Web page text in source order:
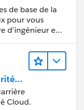
sso-
6 Jul 2014
CN=
O=HHS,
de base de la
pour vous
d’ingénieur en
Cloud.